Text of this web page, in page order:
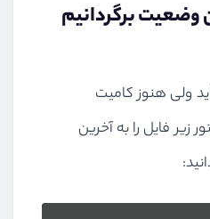
وضعیت برگردانیم
ولی هنوز کامیت
زیر فایل را به آخرین